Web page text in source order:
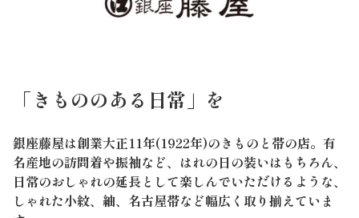
「きもののある日常」を
銀座藤屋は創業大正11年(1922年)のきものと帯の店。有
名産地の訪問着や振袖など、はれの日の装いはもちろん、
日常のおしゃれの延長として楽しんでいただけるような、
しゃれた小紋、紬、名古屋帯など幅広く取り揃えていま